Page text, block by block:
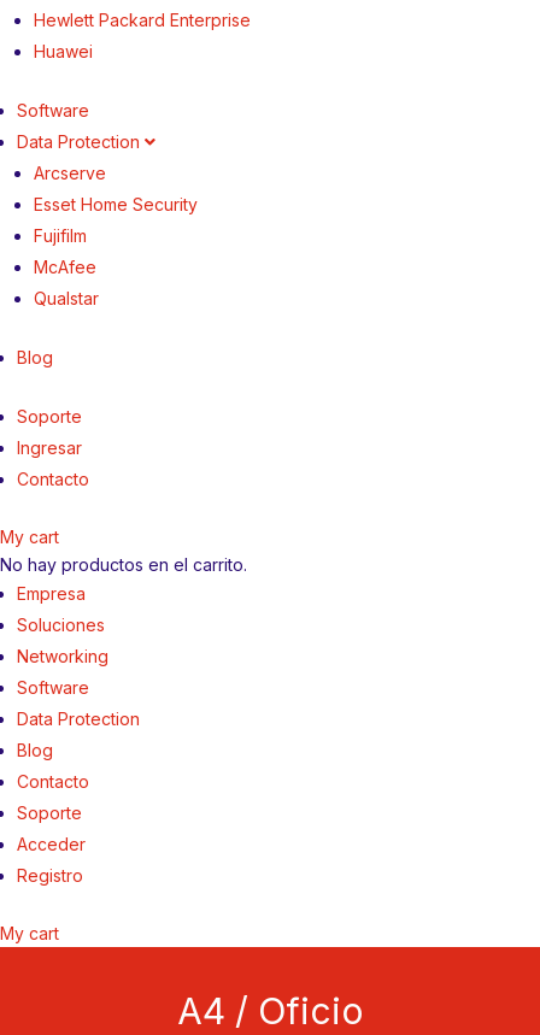
Hewlett Packard Enterprise
Huawei
Software
Data Protection
Arcserve
Esset Home Security
Fujifilm
McAfee
Qualstar
Blog
Soporte
Ingresar
Contacto
My cart
No hay productos en el carrito.
Empresa
Soluciones
Networking
Software
Data Protection
Blog
Contacto
Soporte
Acceder
Registro
My cart
A4 / Oficio